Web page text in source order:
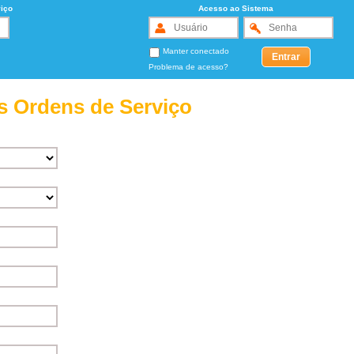
Acesso ao Sistema
Manter conectado
Problema de acesso?
Ordens de Serviço